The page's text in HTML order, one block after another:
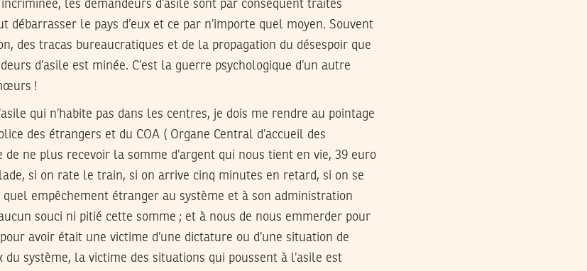
les demandeurs d’asile sont par conséquent traités
débarrasser le pays d’eux et ce par n’importe quel moyen. Souvent
des tracas bureaucratiques et de la propagation du désespoir que
d’asile est minée. C’est la guerre psychologique d’un autre
!
qui n’habite pas dans les centres, je dois me rendre au pointage
des étrangers et du COA ( Organe Central d’accueil des
de ne plus recevoir la somme d’argent qui nous tient en vie, 39 euro
si on rate le train, si on arrive cinq minutes en retard, si on se
quel empêchement étranger au système et à son administration
souci ni pitié cette somme ; et à nous de nous emmerder pour
avoir était une victime d’une dictature ou d’une situation de
système, la victime des situations qui poussent à l’asile est